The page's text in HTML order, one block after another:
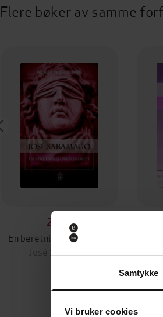
Samtykke
Vi bruker cookies
Flere bøker av samme
249,-
En beretning om blindhet
José Saramago
EBOK